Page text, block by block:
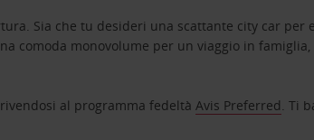
Sia che tu desideri una scattante city car per
comoda monovolume per un viaggio in famiglia,
al programma fedeltàAvis Preferred. Ti